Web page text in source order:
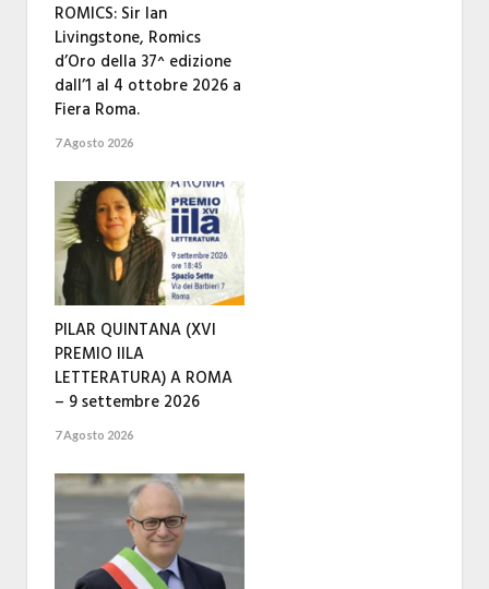
ROMICS: Sir Ian
Livingstone, Romics
d’Oro della 37^ edizione
dall’1 al 4 ottobre 2026 a
Fiera Roma.
7 Agosto 2026
PILAR QUINTANA (XVI
PREMIO IILA
LETTERATURA) A ROMA
– 9 settembre 2026
7 Agosto 2026